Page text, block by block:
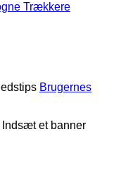
Trækkere
Brugernes
Indsæt et banner